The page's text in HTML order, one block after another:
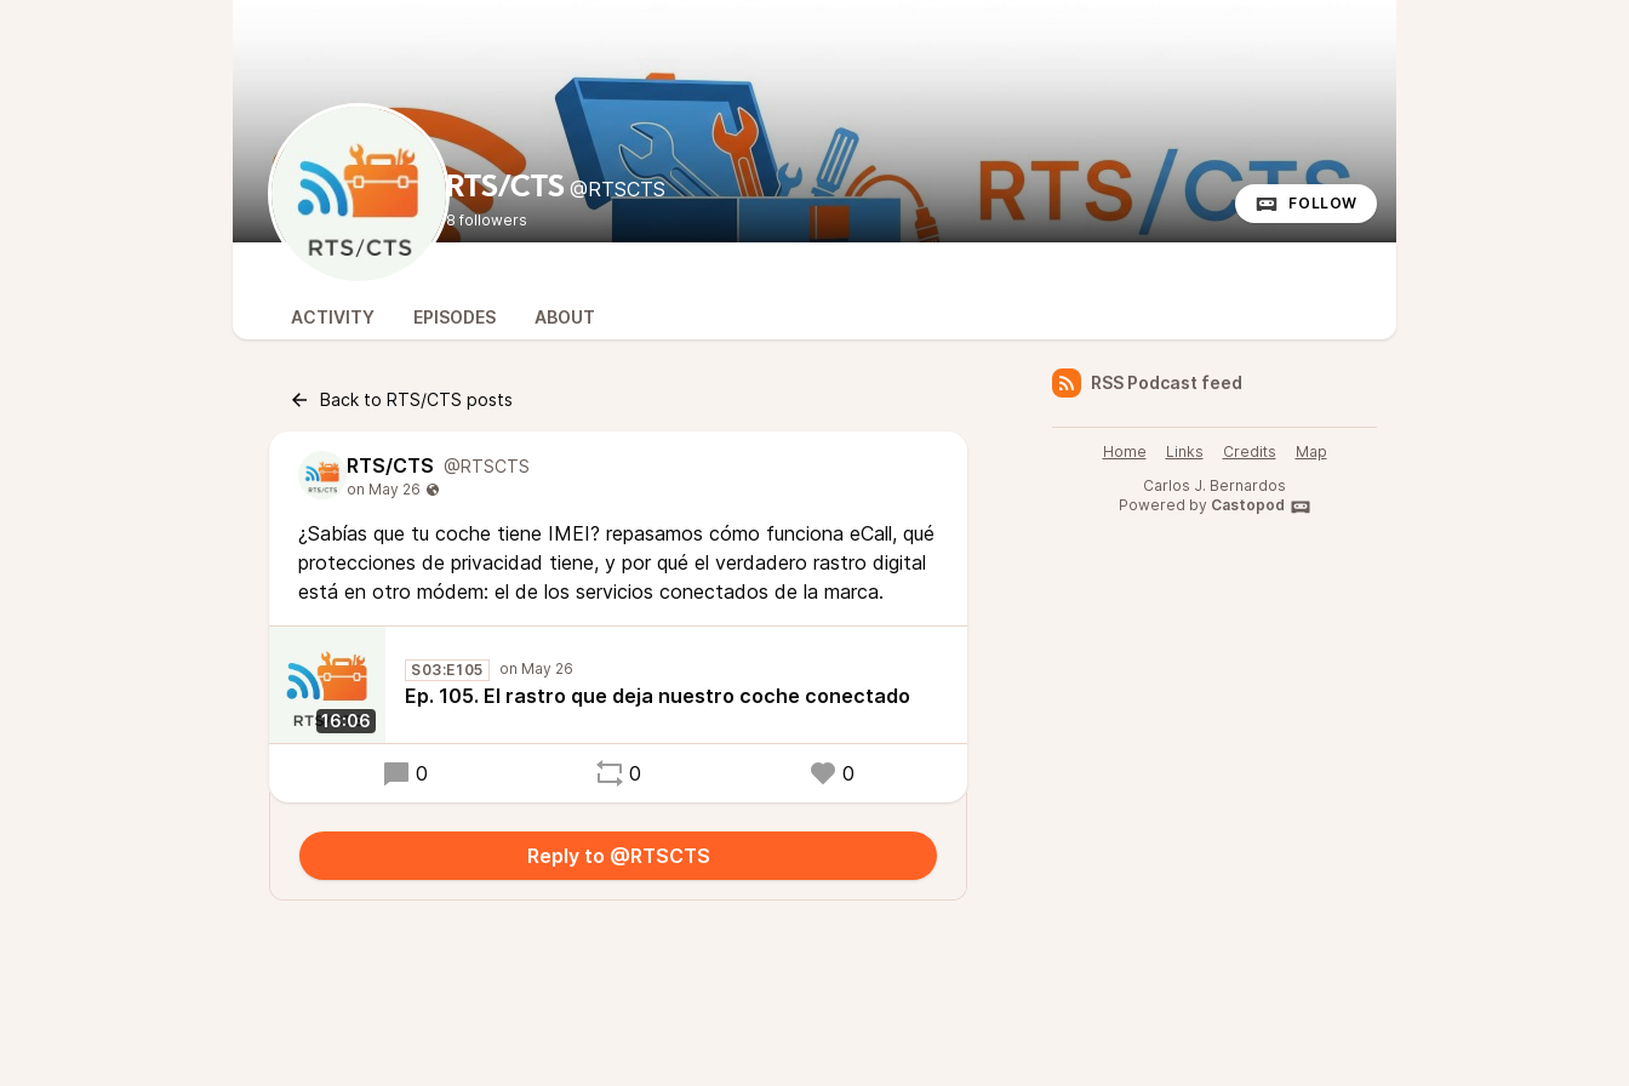
RTS/CTS @RTSCTS
8 followers
FOLLOW
ACTIVITY EPISODES ABOUT
Back to RTS/CTS posts
RTS/CTS @RTSCTS
¿Sabías que tu coche tiene IMEI? repasamos cómo funciona eCall, qué
protecciones de privacidad tiene, y por qué el verdadero rastro digital
está en otro módem: el de los servicios conectados de la marca.
16:06
S03:E105
Ep. 105. El rastro que deja nuestro coche conectado
0 0 0
Reply to @RTSCTS
RSS Podcast feed
Home Links Credits
Map
Carlos J. Bernardos
Powered by Castopod